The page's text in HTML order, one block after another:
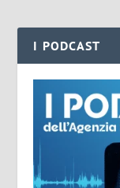
I PODCAST